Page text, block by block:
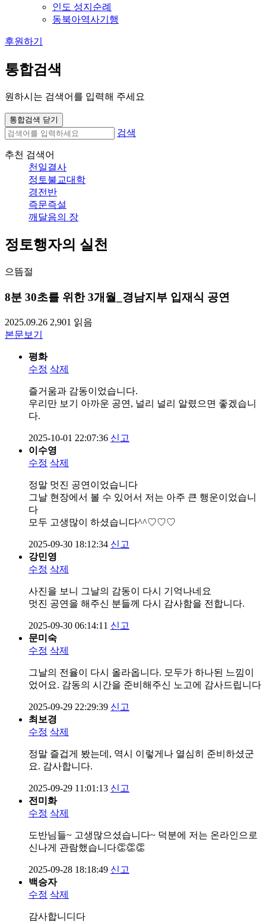
인도 성지순례
동북아역사기행
후원하기
통합검색
원하시는 검색어를 입력해 주세요
통합검색 닫기
검색
추천 검색어
천일결사
정토불교대학
경전반
즉문즉설
깨달음의 장
정토행자의 실천
으뜸절
8분 30초를 위한 3개월_경남지부 입재식 공연
2025.09.26 2,901 읽음
본문보기
평화
수정 삭제
즐거움과 감동이었습니다.
우리만 보기 아까운 공연, 널리 널리 알렸으면 좋겠습니
다.
2025-10-01 22:07:36 신고
이수영
수정 삭제
정말 멋진 공연이었습니다
그날 현장에서 볼 수 있어서 저는 아주 큰 행운이었습니
다
모두 고생많이 하셨습니다^^♡♡♡
2025-09-30 18:12:34 신고
강민영
수정 삭제
사진을 보니 그날의 감동이 다시 기억나네요
멋진 공연을 해주신 분들께 다시 감사함을 전합니다.
2025-09-30 06:14:11 신고
문미숙
수정 삭제
그날의 전율이 다시 올라옵니다. 모두가 하나된 느낌이
었어요. 감동의 시간을 준비해주신 노고에 감사드립니다
2025-09-29 22:29:39 신고
최보경
수정 삭제
정말 즐겁게 봤는데, 역시 이렇게나 열심히 준비하셨군
요. 감사합니다.
2025-09-29 11:01:13 신고
전미화
수정 삭제
도반님들~ 고생많으셨습니다~ 덕분에 저는 온라인으로
신나게 관람했습니다👏👏👏
2025-09-28 18:18:49 신고
백승자
수정 삭제
감사합니디다